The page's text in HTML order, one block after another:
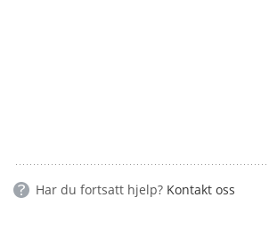
Har du fortsatt hjelp? Kontakt oss